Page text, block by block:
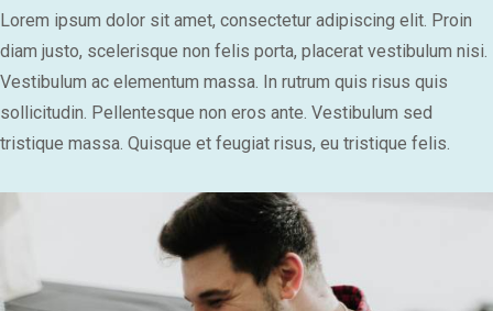
Lorem ipsum dolor sit amet, consectetur adipiscing elit. Proin
diam justo, scelerisque non felis porta, placerat vestibulum nisi.
Vestibulum ac elementum massa. In rutrum quis risus quis
sollicitudin. Pellentesque non eros ante. Vestibulum sed
tristique massa. Quisque et feugiat risus, eu tristique felis.